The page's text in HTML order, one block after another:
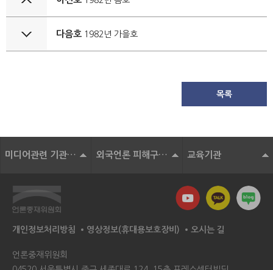
다음호 1982년 가을호
목록
미디어관련 기관 및 단체 외국언론 피해구제기구 교육기관
개인정보처리방침 영상정보(휴대용보호장비) 오시는 길
언론중재위원회